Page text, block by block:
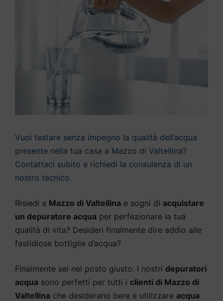
Vuoi testare senza impegno la qualità dell’acqua
presente nella tua casa a Mazzo di Valtellina?
Contattaci subito e richiedi la consulenza di un
nostro tecnico.
Risiedi a Mazzo di Valtellina e sogni di acquistare
un depuratore acqua per perfezionare la tua
qualità di vita? Desideri finalmente dire addio alle
fastidiose bottiglie d’acqua?
Finalmente sei nel posto giusto. I nostri depuratori
acqua sono perfetti per tutti i clienti di Mazzo di
Valtellina che desiderano bere e utilizzare acqua